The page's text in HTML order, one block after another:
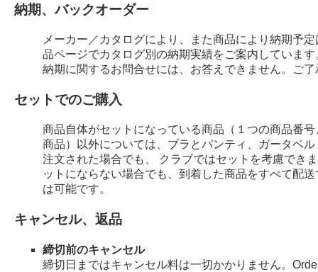
納期、バックオーダー
メーカー／カタログにより、また商品により納期予
品ページでカタログ別の納期実績をご案内しています
納期に関するお問合せには、お答えできません。ご
セットでのご購入
商品自体がセットになっている商品（１つの商品番
商品）以外については、ブラとパンティ、ガータベ
注文された場合でも、 クラブではセットを考慮でき
ットにならない場合でも、到着した商品をすべて配
は可能です。
キャンセル、返品
締切前のキャンセル
締切日まではキャンセル料は一切かかりません。